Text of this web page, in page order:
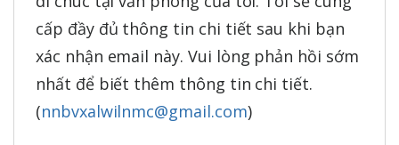
cấp đầy đủ thông tin chi tiết sau khi bạn
xác nhận email này. Vui lòng phản hồi sớm
nhất để biết thêm thông tin chi tiết.
(nnbvxalwilnmc@gmail.com)